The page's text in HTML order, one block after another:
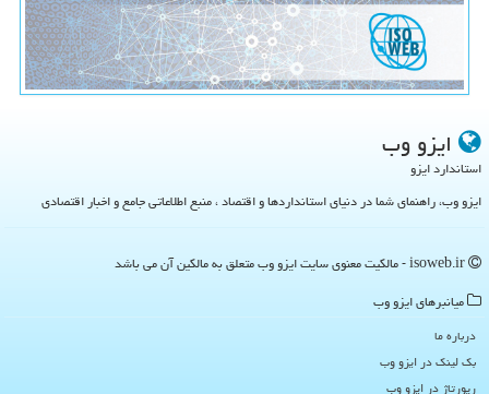
ایزو وب
استاندارد ایزو
ایزو وب، راهنمای شما در دنیای استانداردها و اقتصاد ، منبع اطلاعاتی جامع و اخبار اقتصادی
میانبرهای ایزو وب
درباره ما
بک لینک در ایزو وب
رپورتاژ در ایزو وب